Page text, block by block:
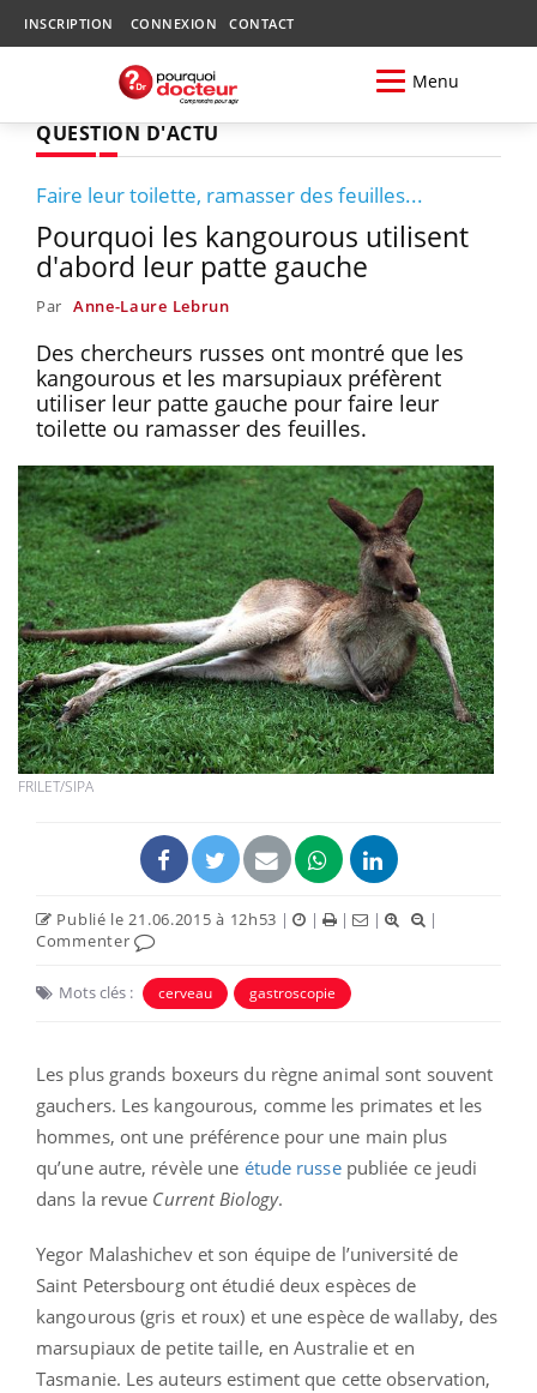
INSCRIPTION CONNEXION CONTACT
Menu
QUESTION D'ACTU
Faire leur toilette, ramasser des feuilles...
Pourquoi les kangourous utilisent
d'abord leur patte gauche
Par Anne-Laure Lebrun
Des chercheurs russes ont montré que les
kangourous et les marsupiaux préfèrent
utiliser leur patte gauche pour faire leur
toilette ou ramasser des feuilles.
FRILET/SIPA
Publié le 21.06.2015 à 12h53 | | | |
|
Commenter
Mots clés : cerveau gastroscopie
Les plus grands boxeurs du règne animal sont souvent
gauchers. Les kangourous, comme les primates et les
hommes, ont une préférence pour une main plus
qu’une autre, révèle une étude russe publiée ce jeudi
dans la revue Current Biology.
Yegor Malashichev et son équipe de l’université de
Saint Petersbourg ont étudié deux espèces de
kangourous (gris et roux) et une espèce de wallaby, des
marsupiaux de petite taille, en Australie et en
Tasmanie. Les auteurs estiment que cette observation,